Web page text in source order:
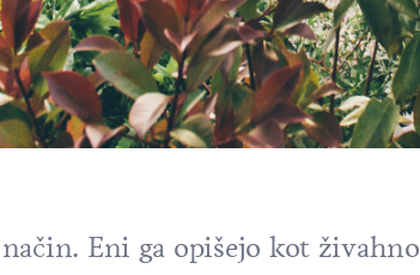
Eni ga opišejo kot živahno